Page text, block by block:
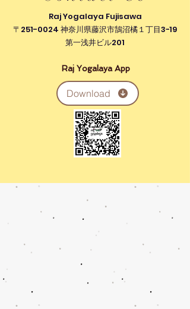
Raj Yogalaya Fujisawa
〒251-0024 神奈川県藤沢市鵠沼橘１丁目3−19
第一浅井ビル201
Raj Yogalaya App
Download